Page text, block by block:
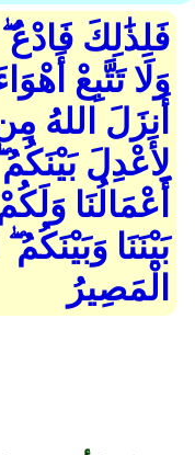
فَلِذَٰلِكَ
وَلَا تَتَّبِعْ
أَنزَلَ اللهُ
لِأَعْدِلَ بَيْنَكُمُ
أَعْمَالُنَا
بَيْنَنَا وَبَيْنَكُمُ
الْمَصِيرُ